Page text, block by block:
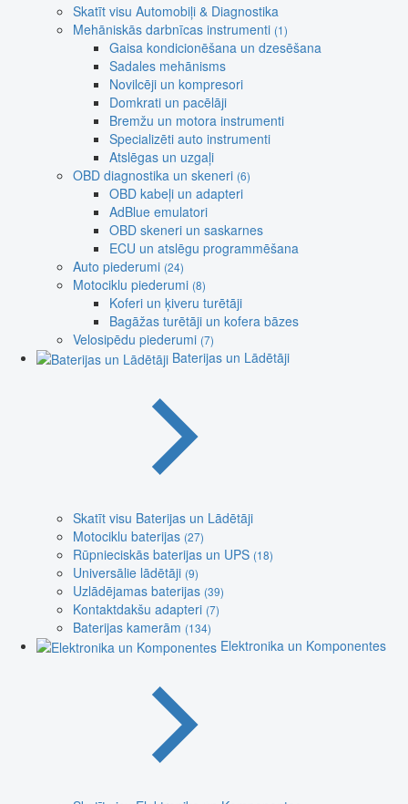
Skatīt visu Automobiļi & Diagnostika
Mehāniskās darbnīcas instrumenti (1)
Gaisa kondicionēšana un dzesēšana
Sadales mehānisms
Novilcēji un kompresori
Domkrati un pacēlāji
Bremžu un motora instrumenti
Specializēti auto instrumenti
Atslēgas un uzgaļi
OBD diagnostika un skeneri (6)
OBD kabeļi un adapteri
AdBlue emulatori
OBD skeneri un saskarnes
ECU un atslēgu programmēšana
Auto piederumi (24)
Motociklu piederumi (8)
Koferi un ķiveru turētāji
Bagāžas turētāji un kofera bāzes
Velosipēdu piederumi (7)
Baterijas un Lādētāji
Skatīt visu Baterijas un Lādētāji
Motociklu baterijas (27)
Rūpnieciskās baterijas un UPS (18)
Universālie lādētāji (9)
Uzlādējamas baterijas (39)
Kontaktdakšu adapteri (7)
Baterijas kamerām (134)
Elektronika un Komponentes